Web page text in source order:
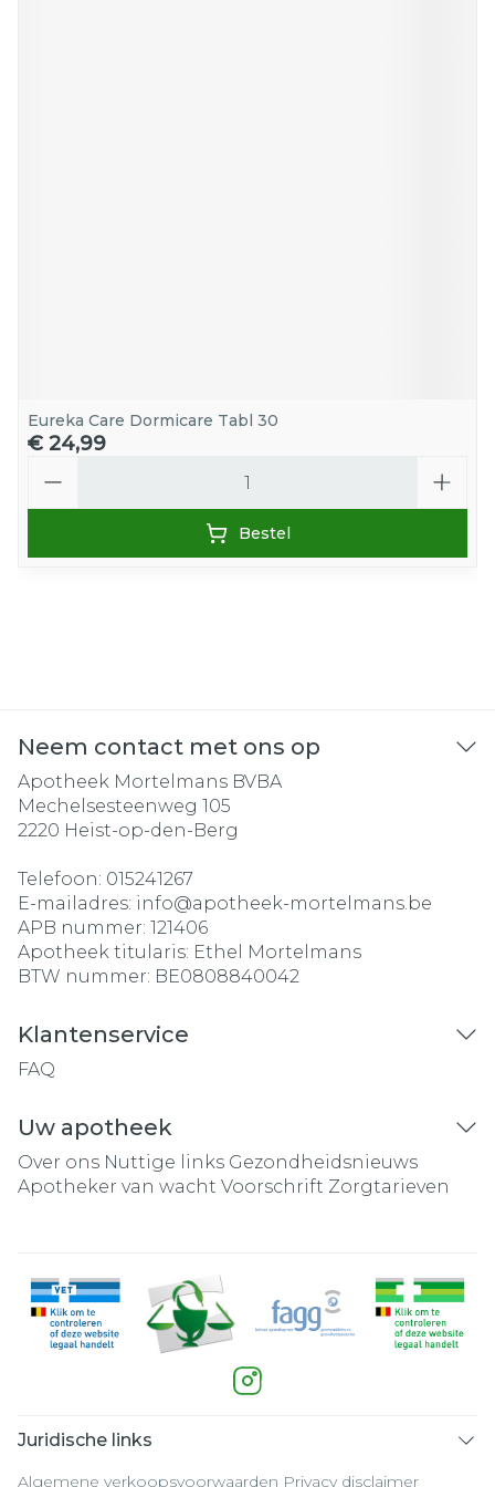
Eureka Care Dormicare Tabl 30
€ 24,99
Bestel
Neem contact met ons op
Apotheek Mortelmans BVBA
Mechelsesteenweg 105
2220 Heist-op-den-Berg
Telefoon: 015241267
E-mailadres: info@apotheek-mortelmans.be
APB nummer: 121406
Apotheek titularis: Ethel Mortelmans
BTW nummer: BE0808840042
Klantenservice
FAQ
Uw apotheek
Over ons Nuttige links Gezondheidsnieuws
Apotheker van wacht Voorschrift Zorgtarieven
Juridische links
Algemene verkoopsvoorwaarden Privacy disclaimer